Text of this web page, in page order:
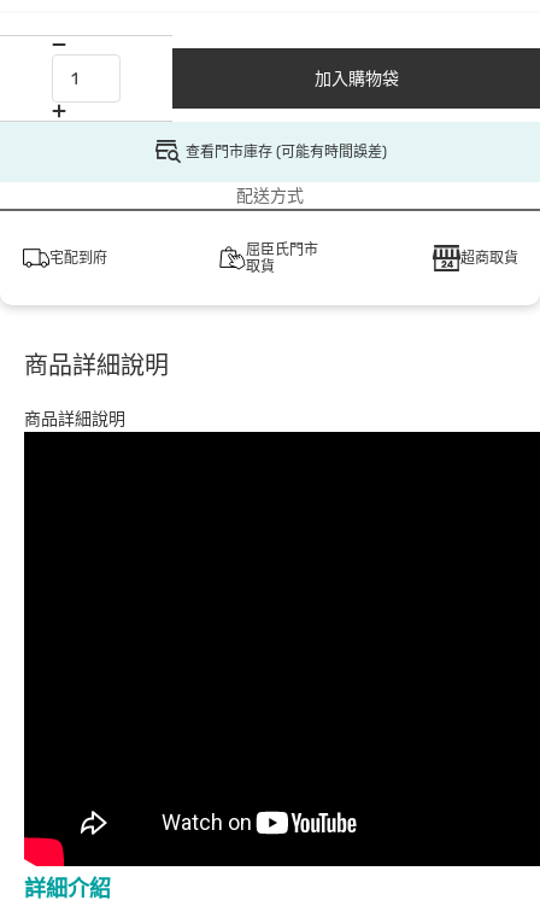
加入購物袋
查看門市庫存 (可能有時間誤差)
配送方式
宅配到府
屈臣氏門市
取貨
超商取貨
商品詳細說明
商品詳細說明
詳細介紹